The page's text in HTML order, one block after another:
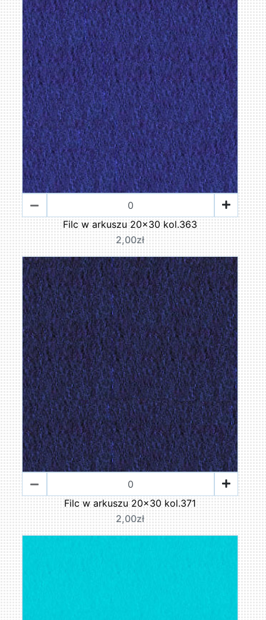
Filc w arkuszu 20x30 kol.363
2,00zł
Filc w arkuszu 20x30 kol.371
2,00zł